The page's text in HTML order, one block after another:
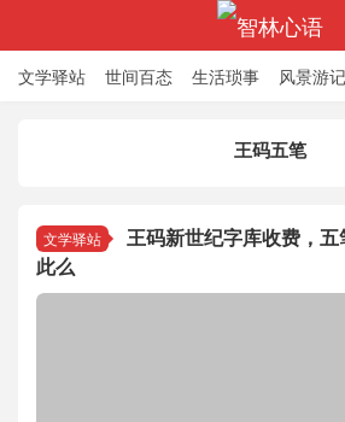
文学驿站 世间百态 生活琐事 风景游记
王码五笔
文学驿站
王码新世纪字库收费，
此么